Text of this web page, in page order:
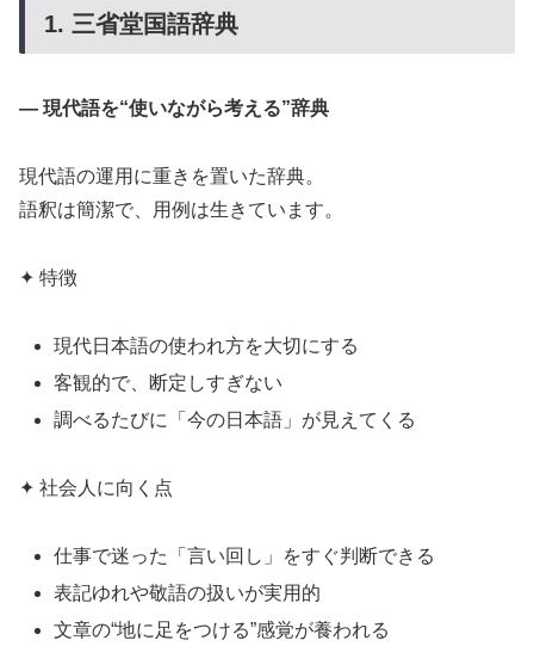
1. 三省堂国語辞典
― 現代語を“使いながら考える”辞典
現代語の運用に重きを置いた辞典。
語釈は簡潔で、用例は生きています。
✦ 特徴
現代日本語の使われ方を大切にする
客観的で、断定しすぎない
調べるたびに「今の日本語」が見えてくる
✦ 社会人に向く点
仕事で迷った「言い回し」をすぐ判断できる
表記ゆれや敬語の扱いが実用的
文章の“地に足をつける”感覚が養われる